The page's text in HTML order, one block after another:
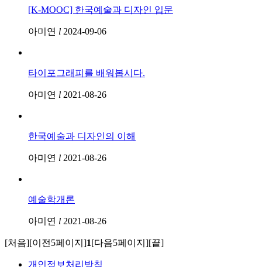
[K-MOOC] 한국예술과 디자인 입문
아미연 l 2024-09-06
타이포그래피를 배워봅시다.
아미연 l 2021-08-26
한국예술과 디자인의 이해
아미연 l 2021-08-26
예술학개론
아미연 l 2021-08-26
[처음][이전5페이지]1[다음5페이지][끝]
개인정보처리방침